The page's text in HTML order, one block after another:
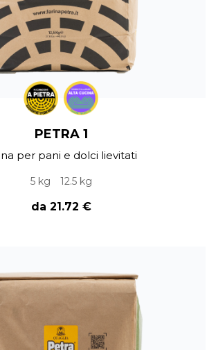
PETRA 1
per pani e dolci lievitati
5 kg 12.5 kg
da 21.72 €